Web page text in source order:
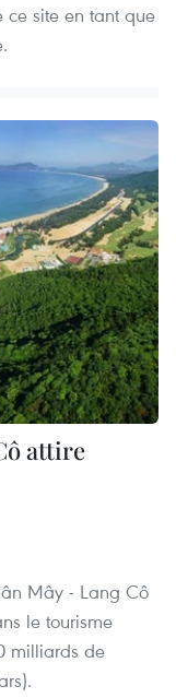
ce site en tant que
attire
Mây - Lang Cô
le tourisme
milliards de